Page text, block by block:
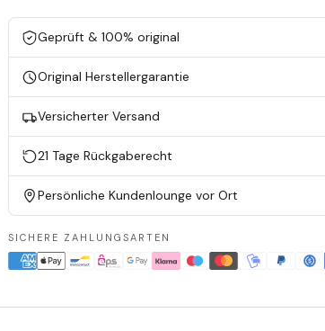
Geprüft & 100% original
Original Herstellergarantie
Versicherter Versand
21 Tage Rückgaberecht
Persönliche Kundenlounge vor Ort
SICHERE ZAHLUNGSARTEN